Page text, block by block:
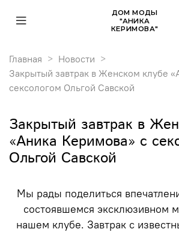
ДОМ МОДЫ
"АНИКА
КЕРИМОВА"
Главная
Новости
Закрытый завтрак в Женском клубе
сексологом Ольгой Савской
Закрытый завтрак в
«Аника Керимова» с
Ольгой Савской
Мы рады поделиться
состоявшемся эксклюзивном
нашем клубе. Завтрак с